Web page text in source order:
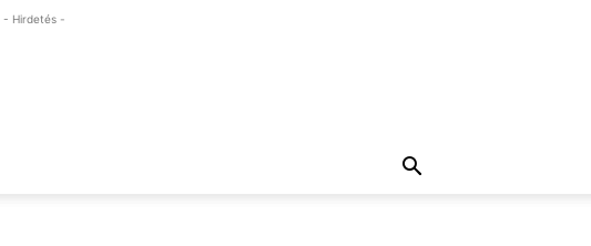
- Hirdetés -